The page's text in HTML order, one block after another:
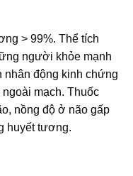
> 99%. Thể tích
người khỏe mạnh
nhân động kinh chứng
mạch. Thuốc
nồng độ ở não gấp
huyết tương.